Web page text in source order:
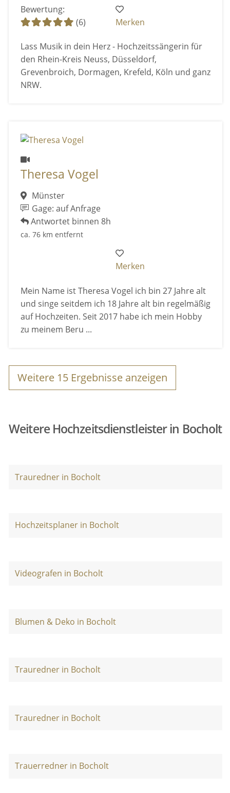
Bewertung:
(6)
Merken
Lass Musik in dein Herz - Hochzeitssängerin für
den Rhein-Kreis Neuss, Düsseldorf,
Grevenbroich, Dormagen, Krefeld, Köln und ganz
NRW.
Theresa Vogel
Münster
Gage: auf Anfrage
Antwortet binnen 8h
ca. 76 km entfernt
Merken
Mein Name ist Theresa Vogel ich bin 27 Jahre alt
und singe seitdem ich 18 Jahre alt bin regelmäßig
auf Hochzeiten. Seit 2017 habe ich mein Hobby
zu meinem Beru ...
Weitere 15 Ergebnisse anzeigen
Weitere Hochzeitsdienstleister in Bocholt
Trauredner in Bocholt
Hochzeitsplaner in Bocholt
Videografen in Bocholt
Blumen & Deko in Bocholt
Trauredner in Bocholt
Trauredner in Bocholt
Trauerredner in Bocholt